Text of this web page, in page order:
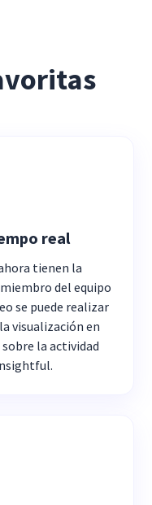
real
tienen la
del equipo
se puede realizar
visualización en
la actividad